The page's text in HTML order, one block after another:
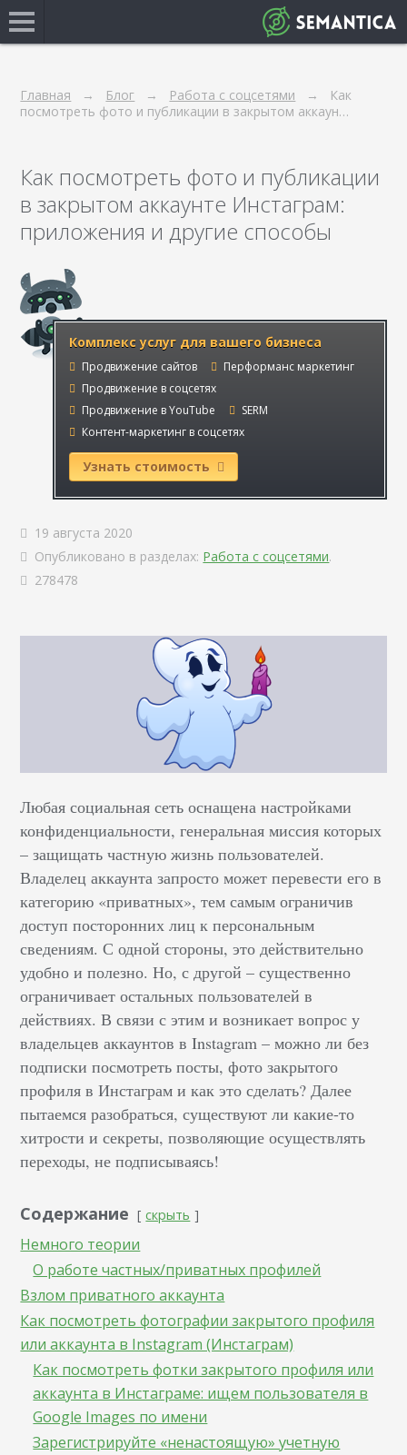
Главная Блог Работа с соцсетями
Как
посмотреть фото и публикации в закрытом аккаун…
Как посмотреть фото и публикации
в закрытом аккаунте Инстаграм:
приложения и другие способы
Комплекс услуг для вашего бизнеса
Продвижение сайтов
Перформанс маркетинг
Продвижение в соцсетях
Продвижение в YouTube
SERM
Контент-маркетинг в соцсетях
Узнать стоимость
19 августа 2020
Опубликовано в разделах: Работа с соцсетями.
278478
Любая социальная сеть оснащена настройками
конфиденциальности, генеральная миссия которых
– защищать частную жизнь пользователей.
Владелец аккаунта запросто может перевести его в
категорию «приватных», тем самым ограничив
доступ посторонних лиц к персональным
сведениям. С одной стороны, это действительно
удобно и полезно. Но, с другой – существенно
ограничивает остальных пользователей в
действиях. В связи с этим и возникает вопрос у
владельцев аккаунтов в Instagram – можно ли без
подписки посмотреть посты, фото закрытого
профиля в Инстаграм и как это сделать? Далее
пытаемся разобраться, существуют ли какие-то
хитрости и секреты, позволяющие осуществлять
переходы, не подписываясь!
Содержание скрыть
Немного теории
О работе частных/приватных профилей
Взлом приватного аккаунта
Как посмотреть фотографии закрытого профиля
или аккаунта в Instagram (Инстаграм)
Как посмотреть фотки закрытого профиля или
аккаунта в Инстаграме: ищем пользователя в
Google Images по имени
Зарегистрируйте «ненастоящую» учетную